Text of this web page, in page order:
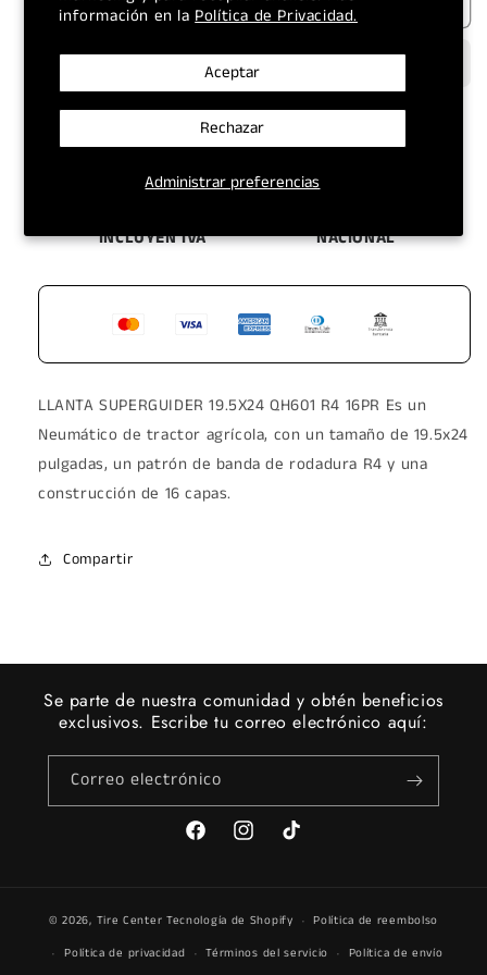
información en la Política de Privacidad.
Administrar preferencias
Aceptar
Rechazar
SUPERGUIDER
R4
16PR
SUPERGUIDER
QH601
R4
16PR
INCLUYEN IVA NACIONAL
LLANTA SUPERGUIDER 19.5X24 QH601 R4 16PR Es un
Neumático de tractor agrícola, con un tamaño de 19.5x24
pulgadas, un patrón de banda de rodadura R4 y una
construcción de 16 capas.
Compartir
Se parte de nuestra comunidad y obtén beneficios
exclusivos. Escribe tu correo electrónico aquí:
Correo electrónico
FacebookInstagramTikTok
© 2026, Tire Center Tecnología de Shopify
Política de reembolso
Política de privacidad
Términos del servicio Política de envío